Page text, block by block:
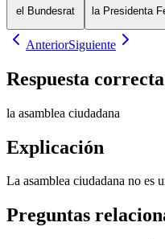
el Bundesrat
la Presidenta
AnteriorSiguiente
Respuesta correcta
la asamblea ciudadana
Explicación
La asamblea ciudadana no es
Preguntas